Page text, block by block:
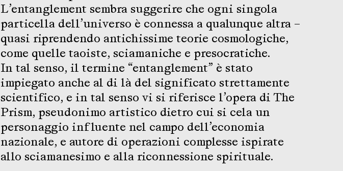
L’entanglement sembra suggerire che ogni singola
particella dell’universo è connessa a qualunque altra –
quasi riprendendo antichissime teorie cosmologiche,
come quelle taoiste, sciamaniche e presocratiche.
In tal senso, il termine “entanglement” è stato
impiegato anche al di là del significato strettamente
scientifico, e in tal senso vi si riferisce l’opera di The
Prism, pseudonimo artistico dietro cui si cela un
personaggio influente nel campo dell’economia
nazionale, e autore di operazioni complesse ispirate
allo sciamanesimo e alla riconnessione spirituale.